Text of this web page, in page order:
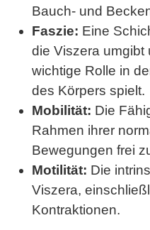
Bauch- und
Faszie: Eine
die Viszera umgibt
wichtige Rolle in
des Körpers spielt.
Mobilität: Die
Rahmen ihrer
Bewegungen frei
Motilität: Die
Viszera,
Kontraktionen.